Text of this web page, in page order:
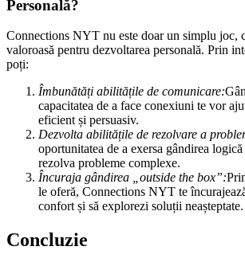
Personală?
Connections NYT nu este doar un simplu joc,
valoroasă pentru dezvoltarea personală. Prin
poți:
Îmbunătăți abilitățile de comunicare:
capacitatea de a face conexiuni te vor
eficient și persuasiv.
Dezvolta abilitățile de rezolvare a
oportunitatea de a exersa gândirea
rezolva probleme complexe.
Încuraja gândirea „outside the box”:
le oferă, Connections NYT te
confort și să explorezi soluții neașteptate.
Concluzie